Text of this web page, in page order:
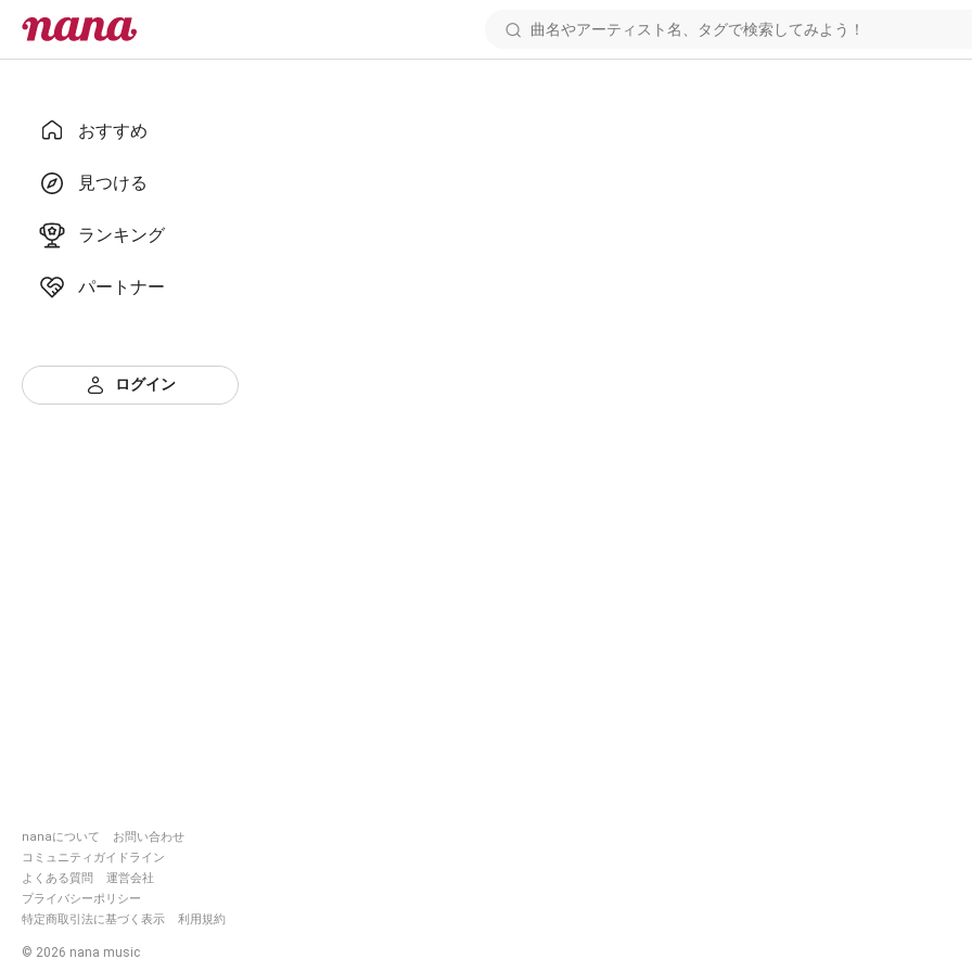
おすすめ
見つける
ランキング
パートナー
ログイン
nanaについて
お問い合わせ
コミュニティガイドライン
よくある質問
運営会社
プライバシーポリシー
特定商取引法に基づく表示
利用規約
© 2026 nana music